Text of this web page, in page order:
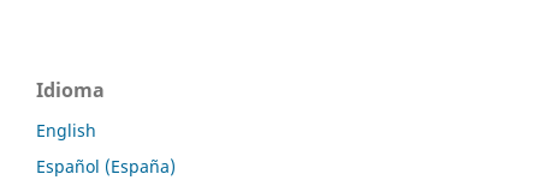
Idioma
English
Español (España)